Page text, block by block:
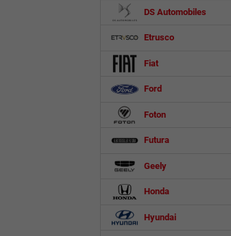
DS Automobiles
Etrusco
Fiat
Ford
Foton
Futura
Geely
Honda
Hyundai